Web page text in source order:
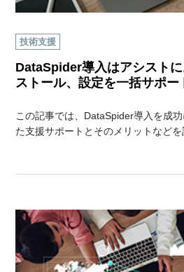
技術支援
DataSpider導入はアシスト
ストール、設定を一括サポー
この記事では、DataSpider導入を成
た支援サポートとそのメリットなどを